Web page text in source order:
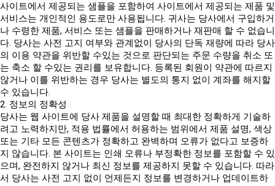
사이트에서 제공되는 샘플을 포함하여 사이트에서 제공되는 제품 및
서비스는 개인적인 용도로만 사용됩니다. 귀사는 당사에서 구입하거
나 수령한 제품, 서비스 또는 샘플을 판매하거나 재판매 할 수 없습니
다. 당사는 사전 고지 여부와 관계없이 당사의 단독 재량에 따라 당사
의 이용 약관을 위반할 수있는 것으로 판단되는 주문 수량을 취소 또
는 축소 할 수있는 권리를 보유합니다. 등록된 회원이 약관에 따르지
않거나 이를 위반하는 경우 당사는 별도의 통지 없이 계좌를 해지할
수 있습니다.
2. 정보의 정확성
당사는 웹 사이트에 당사 제품을 설명할 때 최대한 정확하게 기술하
려고 노력하지만, 적용 법률에서 허용하는 범위에서 제품 설명, 색상
또는 기타 모든 콘텐츠가 정확하고 완벽하며 오류가 없다고 보증하
지 않습니다. 본 사이트는 인쇄 오류나 부정확한 정보를 포함할 수 있
으며, 완전하지 않거나 최신 정보를 제공하지 못할 수 있습니다. 따라
서 당사는 사전 고지 없이 언제든지 정보를 변경하거나 업데이트하